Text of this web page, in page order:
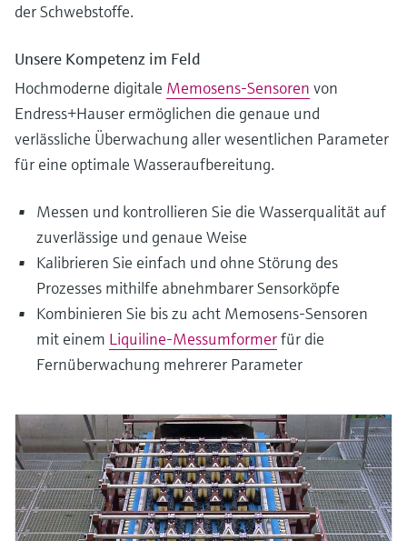
der Schwebstoffe.
Unsere Kompetenz im Feld
Hochmoderne digitale Memosens-Sensoren von
Endress+Hauser ermöglichen die genaue und
verlässliche Überwachung aller wesentlichen Parameter
für eine optimale Wasseraufbereitung.
Messen und kontrollieren Sie die Wasserqualität auf
zuverlässige und genaue Weise
Kalibrieren Sie einfach und ohne Störung des
Prozesses mithilfe abnehmbarer Sensorköpfe
Kombinieren Sie bis zu acht Memosens-Sensoren
mit einem Liquiline-Messumformerfür die
Fernüberwachung mehrerer Parameter